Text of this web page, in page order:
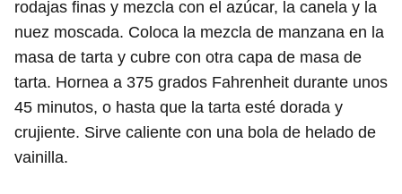
rodajas finas y mezcla con el azúcar, la canela y la
nuez moscada. Coloca la mezcla de manzana en la
masa de tarta y cubre con otra capa de masa de
tarta. Hornea a 375 grados Fahrenheit durante unos
45 minutos, o hasta que la tarta esté dorada y
crujiente. Sirve caliente con una bola de helado de
vainilla.